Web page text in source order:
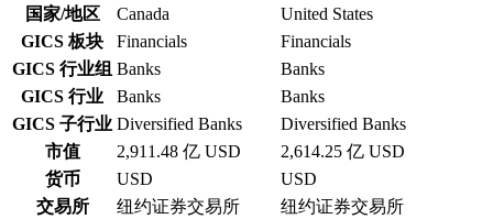
国家/地区
Canada
United States
GICS 板块
Financials
Financials
GICS 行业组 Banks
Banks
GICS 行业
Banks
Banks
GICS 子行业 Diversified Banks
Diversified Banks
市值
2,911.48 亿 USD
2,614.25 亿 USD
货币
USD
USD
交易所
纽约证券交易所
纽约证券交易所